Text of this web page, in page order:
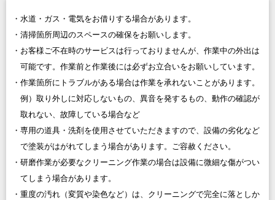
水道・ガス・電気をお借りする場合があります。
清掃箇所周辺のスペースの確保をお願いします。
お客様ご不在時のサービスは行っておりませんが、作業中の外出は
可能です。作業前と作業後には必ずお立合いをお願いしています。
作業箇所にトラブルがある場合は作業を承れないことがあります。
例）取り外しに対応しないもの、異音を発するもの、動作の確認が
取れない、故障している場合など
専用の道具・洗剤を使用させていただきますので、設備の劣化など
で塗装がはがれてしまう場合があります。ご容赦ください。
研磨作業が必要なクリーニング作業の場合は設備に微細な傷がつい
てしまう場合があります。
重度の汚れ（変質や染色など）は、クリーニングで完全に落としか